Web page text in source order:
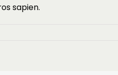
sapien.